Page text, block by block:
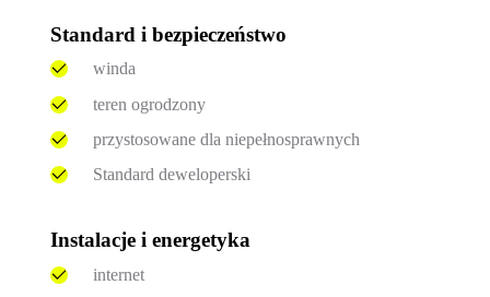
Standard i bezpieczeństwo
winda
teren ogrodzony
przystosowane dla niepełnosprawnych
Standard deweloperski
Instalacje i energetyka
internet